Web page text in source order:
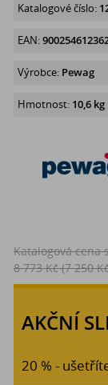
Katalogové číslo:
EAN:
Výrobce: Pewag
Hmotnost: 10,6 kg
Katalogová cena
8 773 Kč (7 250
AKČNÍ
20 % -